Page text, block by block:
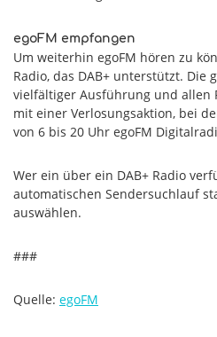
egoFM empfangen
Um weiterhin egoFM hören zu
Radio, das DAB+ unterstützt. Die
vielfältiger Ausführung und allen
mit einer Verlosungsaktion, bei
von 6 bis 20 Uhr egoFM
Wer ein über ein DAB+ Radio
automatischen Sendersuchlauf
auswählen.
###
Quelle: egoFM